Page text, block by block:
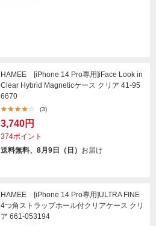
HAMEE [iPhone 14 Pro専用]iFace Look in
Clear Hybrid Magneticケース クリア 41-95
6670
(3)
3,740円
374ポイント
送料無料、8月9日（日） お届け
HAMEE [iPhone 14 Pro専用]ULTRA FINE
4つ角ストラップホール付クリアケース クリ
ア 661-053194